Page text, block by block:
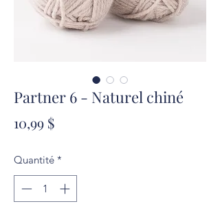
Partner 6 - Naturel chiné
10,99 $Prix
Quantité *